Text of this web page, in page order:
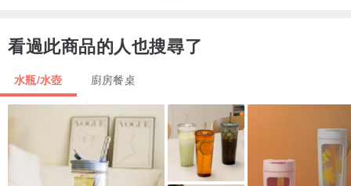
注意事項：僅限手洗，切勿使用洗碗碟機
全瓶如何拆解？
轉開上蓋
轉下PP+矽膠底座
將內層玻璃瓶向下推（請用另一隻手接穩玻璃瓶，避免滑落）
取下玻璃瓶上的矽膠墊圈，即可進行全瓶清洗
看過此商品的人也搜尋了
水瓶/水壺 廚房餐桌